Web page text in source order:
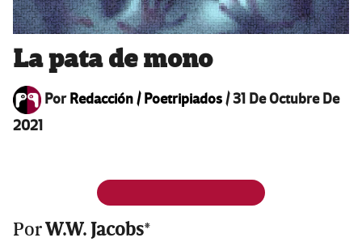
La pata de mono
PorRedacción / Poetripiados/31 De Octubre De
2021
PorW.W. Jacobs*